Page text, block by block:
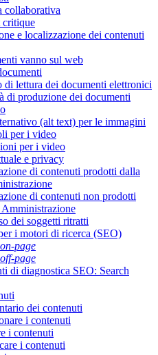
collaborativa
critique
e localizzazione dei contenuti
vanno sul web
di lettura dei documenti elettronici
di produzione dei documenti
(alt text) per le immagini
per i video
per i video
e privacy
di contenuti prodotti dalla
di contenuti non prodotti
dei soggetti ritratti
i motori di ricerca (SEO)
on-page
off-page
di diagnostica SEO: Search
dei contenuti
i contenuti
i contenuti
i contenuti